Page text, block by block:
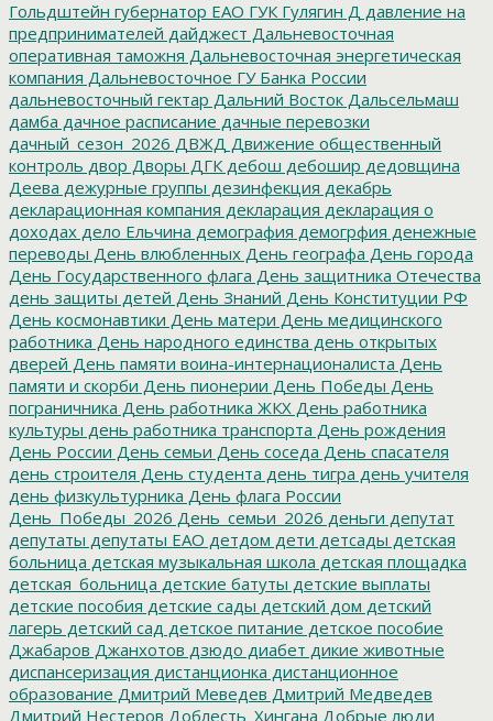
Гольдштейн губернатор ЕАО ГУК Гулягин Д давление на
предпринимателей дайджест Дальневосточная
оперативная таможня Дальневосточная энергетическая
компания Дальневосточное ГУ Банка России
дальневосточный гектар Дальний Восток Дальсельмаш
дамба дачное расписание дачные перевозки
дачный_сезон_2026 ДВЖД Движение общественный
контроль двор Дворы ДГК дебош дебошир дедовщина
Деева дежурные группы дезинфекция декабрь
декларационная компания декларация декларация о
доходах дело Ельчина демография демогрфия денежные
переводы День влюбленных День географа День города
День Государственного флага День защитника Отечества
день защиты детей День Знаний День Конституции РФ
День космонавтики День матери День медицинского
работника День народного единства день открытых
дверей День памяти воина-интернационалиста День
памяти и скорби День пионерии День Победы День
пограничника День работника ЖКХ День работника
культуры день работника транспорта День рождения
День России День семьи День соседа День спасателя
день строителя День студента день тигра день учителя
день физкультурника День флага России
День_Победы_2026 День_семьи_2026 деньги депутат
депутаты депутаты ЕАО детдом дети детсады детская
больница детская музыкальная школа детская площадка
детская_больница детские батуты детские выплаты
детские пособия детские сады детский дом детский
лагерь детский сад детское питание детское пособие
Джабаров Джанхотов дзюдо диабет дикие животные
диспансеризация дистанционка дистанционное
образование Дмитрий Меведев Дмитрий Медведев
Дмитрий Нестеров Доблесть_Хингана Добрые люди